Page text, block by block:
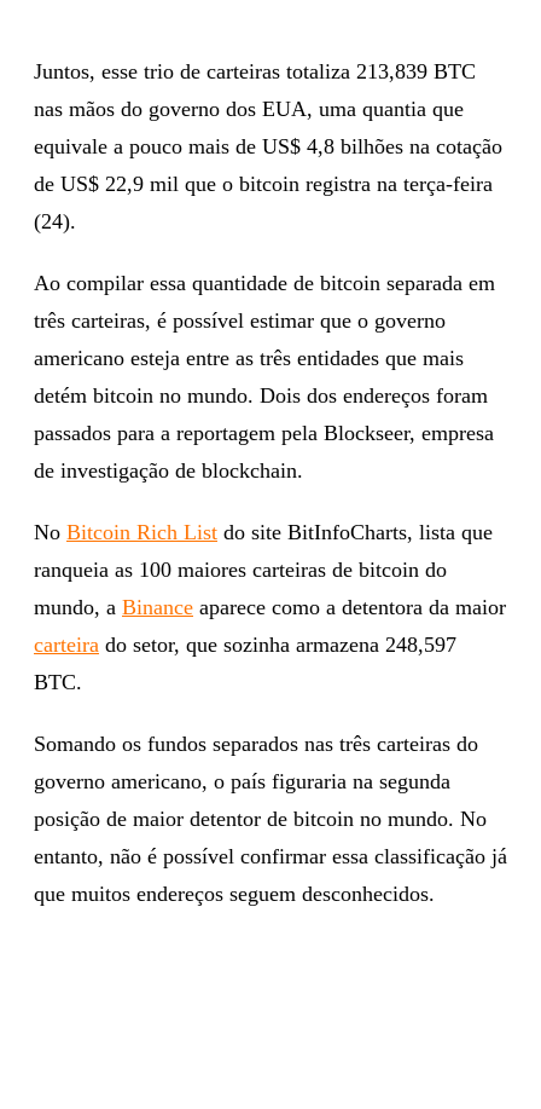
Juntos, esse trio de carteiras totaliza 213,839 BTC
nas mãos do governo dos EUA, uma quantia que
equivale a pouco mais de US$ 4,8 bilhões na cotação
de US$ 22,9 mil que o bitcoin registra na terça-feira
(24).
Ao compilar essa quantidade de bitcoin separada em
três carteiras, é possível estimar que o governo
americano esteja entre as três entidades que mais
detém bitcoin no mundo. Dois dos endereços foram
passados para a reportagem pela Blockseer, empresa
de investigação de blockchain.
No Bitcoin Rich List do site BitInfoCharts, lista que
ranqueia as 100 maiores carteiras de bitcoin do
mundo, a Binance aparece como a detentora da maior
carteira do setor, que sozinha armazena 248,597
BTC.
Somando os fundos separados nas três carteiras do
governo americano, o país figuraria na segunda
posição de maior detentor de bitcoin no mundo. No
entanto, não é possível confirmar essa classificação já
que muitos endereços seguem desconhecidos.